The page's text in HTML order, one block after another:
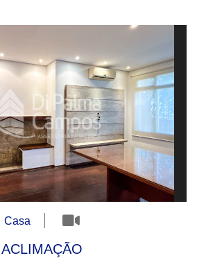
Casa
ACLIMAÇÃO